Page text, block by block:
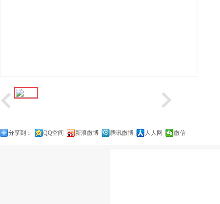
分享到： QQ空间 新浪微博 腾讯微博 人人网 微信